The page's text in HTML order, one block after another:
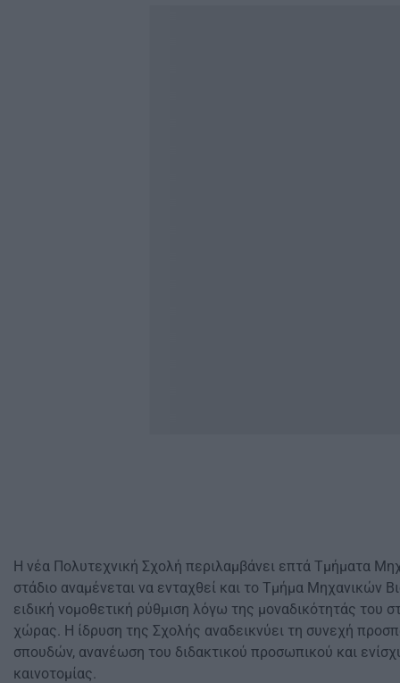
Η νέα Πολυτεχνική Σχολή περιλαμβάνει επτά Τμήματα
στάδιο αναμένεται να ενταχθεί και το Τμήμα Μηχανικών
ειδική νομοθετική ρύθμιση λόγω της μοναδικότητάς του
χώρας. Η ίδρυση της Σχολής αναδεικνύει τη συνεχή
σπουδών, ανανέωση του διδακτικού προσωπικού και
καινοτομίας.